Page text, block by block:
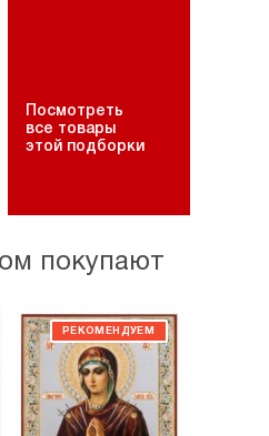
Посмотреть
все товары
этой подборки
покупают